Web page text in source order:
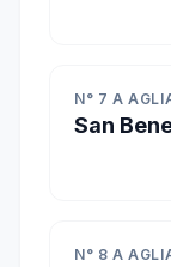
N° 7 A
San
N° 8 A